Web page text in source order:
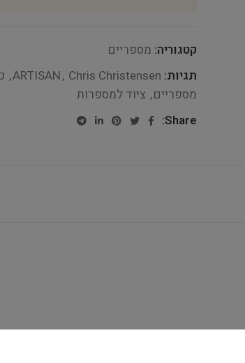
קטגוריה: מספריים
תגיות:
ARTISAN, Chris Christensen
,
מספריים, ציוד למספרות
Share: